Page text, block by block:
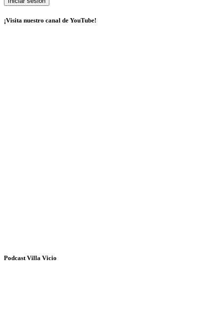
¡Visita nuestro canal de YouTube!
Podcast Villa Vicio